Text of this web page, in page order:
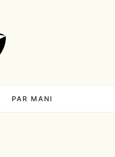
PAR MANI